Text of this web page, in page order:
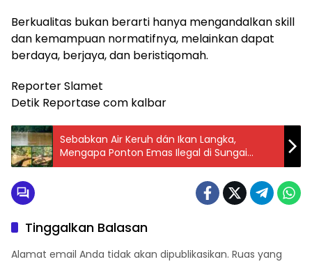
Berkualitas bukan berarti hanya mengandalkan skill
dan kemampuan normatifnya, melainkan dapat
berdaya, berjaya, dan beristiqomah.
Reporter Slamet
Detik Reportase com kalbar
Sebabkan Air Keruh dán Ikan Langka,
Mengapa Ponton Emas Ilegal di Sungai
Mensubang Seakan Kebal Hukum?
Tinggalkan Balasan
Alamat email Anda tidak akan dipublikasikan. Ruas yang